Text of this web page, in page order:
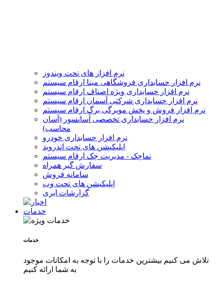
نرم افزار های تحت ویندوز
نرم افزار حسابداری فروشگاهی مبنا ارقام سیستم
نرم افزار حسابداری ویژه اصناف ارقام سیستم
نرم افزار حسابداری شرکتی آسمان ارقام سیستم
نرم افزار فروش و پخش مویرگی برگ ارقام سیستم
نرم افزار حسابداری تخصصی آسانسور (آسان
محاسب)
نرم افزار حسابداری خودرو
اپلیکیشن های تحت اندروید
نماچک - مدیریت چک ارقام سیستم
سفارش گیر همراه
سامانه فروش
اپلیکیشن های تحت وب
گزارشات ابری
خدمات
خدمات
تلاش می کنیم بیشترین خدمات را با توجه به امکانات موجود
به شما ارائه کنیم